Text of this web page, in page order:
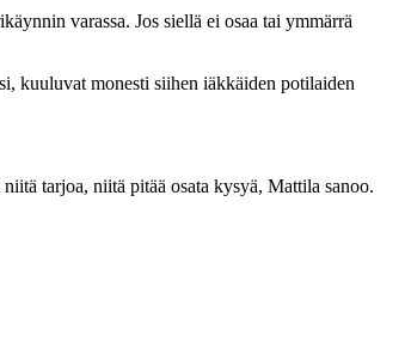
varassa. Jos siellä ei osaa tai ymmärrä
kuuluvat monesti siihen iäkkäiden potilaiden
tarjoa, niitä pitää osata kysyä, Mattila sanoo.